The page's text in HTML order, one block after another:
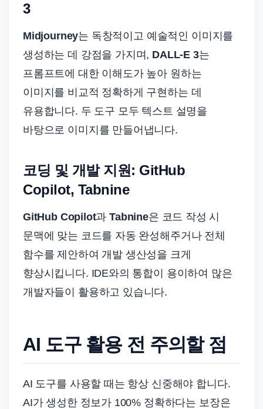
3
Midjourney는 독창적이고 예술적인 이미지를
생성하는 데 강점을 가지며, DALL-E 3는
프롬프트에 대한 이해도가 높아 원하는
이미지를 비교적 정확하게 구현하는 데
유용합니다. 두 도구 모두 텍스트 설명을
바탕으로 이미지를 만들어냅니다.
코딩 및 개발 지원: GitHub
Copilot, Tabnine
GitHub Copilot과Tabnine은 코드 작성 시
문맥에 맞는 코드를 자동 완성해주거나 전체
함수를 제안하여 개발 생산성을 크게
향상시킵니다. IDE와의 통합이 용이하여 많은
개발자들이 활용하고 있습니다.
AI 도구 활용 전 주의할 점
AI 도구를 사용할 때는 항상 신중해야 합니다.
AI가 생성한 정보가 100% 정확하다는 보장은